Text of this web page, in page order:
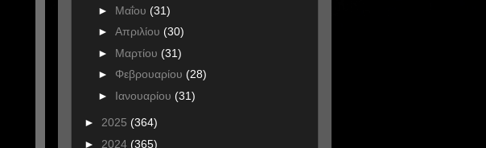
► Μαΐου (31)
► Απριλίου (30)
► Μαρτίου (31)
► Φεβρουαρίου (28)
► Ιανουαρίου (31)
► 2025 (364)
► 2024 (365)